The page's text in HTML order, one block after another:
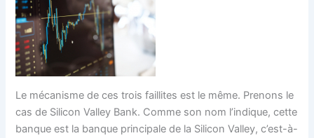
Le mécanisme de ces trois faillites est le même. Prenons le
cas de Silicon Valley Bank. Comme son nom l’indique, cette
banque est la banque principale de la Silicon Valley, c’est-à-